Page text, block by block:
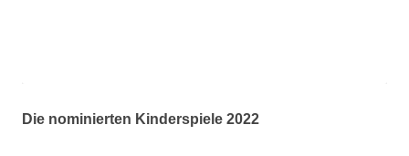
Die nominierten Kinderspiele 2022